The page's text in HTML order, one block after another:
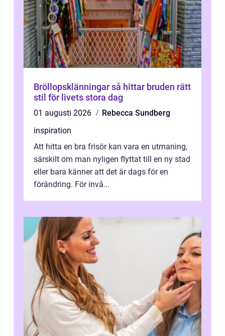
Bröllopsklänningar så hittar bruden rätt
stil för livets stora dag
01 augusti 2026
Rebecca Sundberg
inspiration
Att hitta en bra frisör kan vara en utmaning,
särskilt om man nyligen flyttat till en ny stad
eller bara känner att det är dags för en
förändring. För invå...